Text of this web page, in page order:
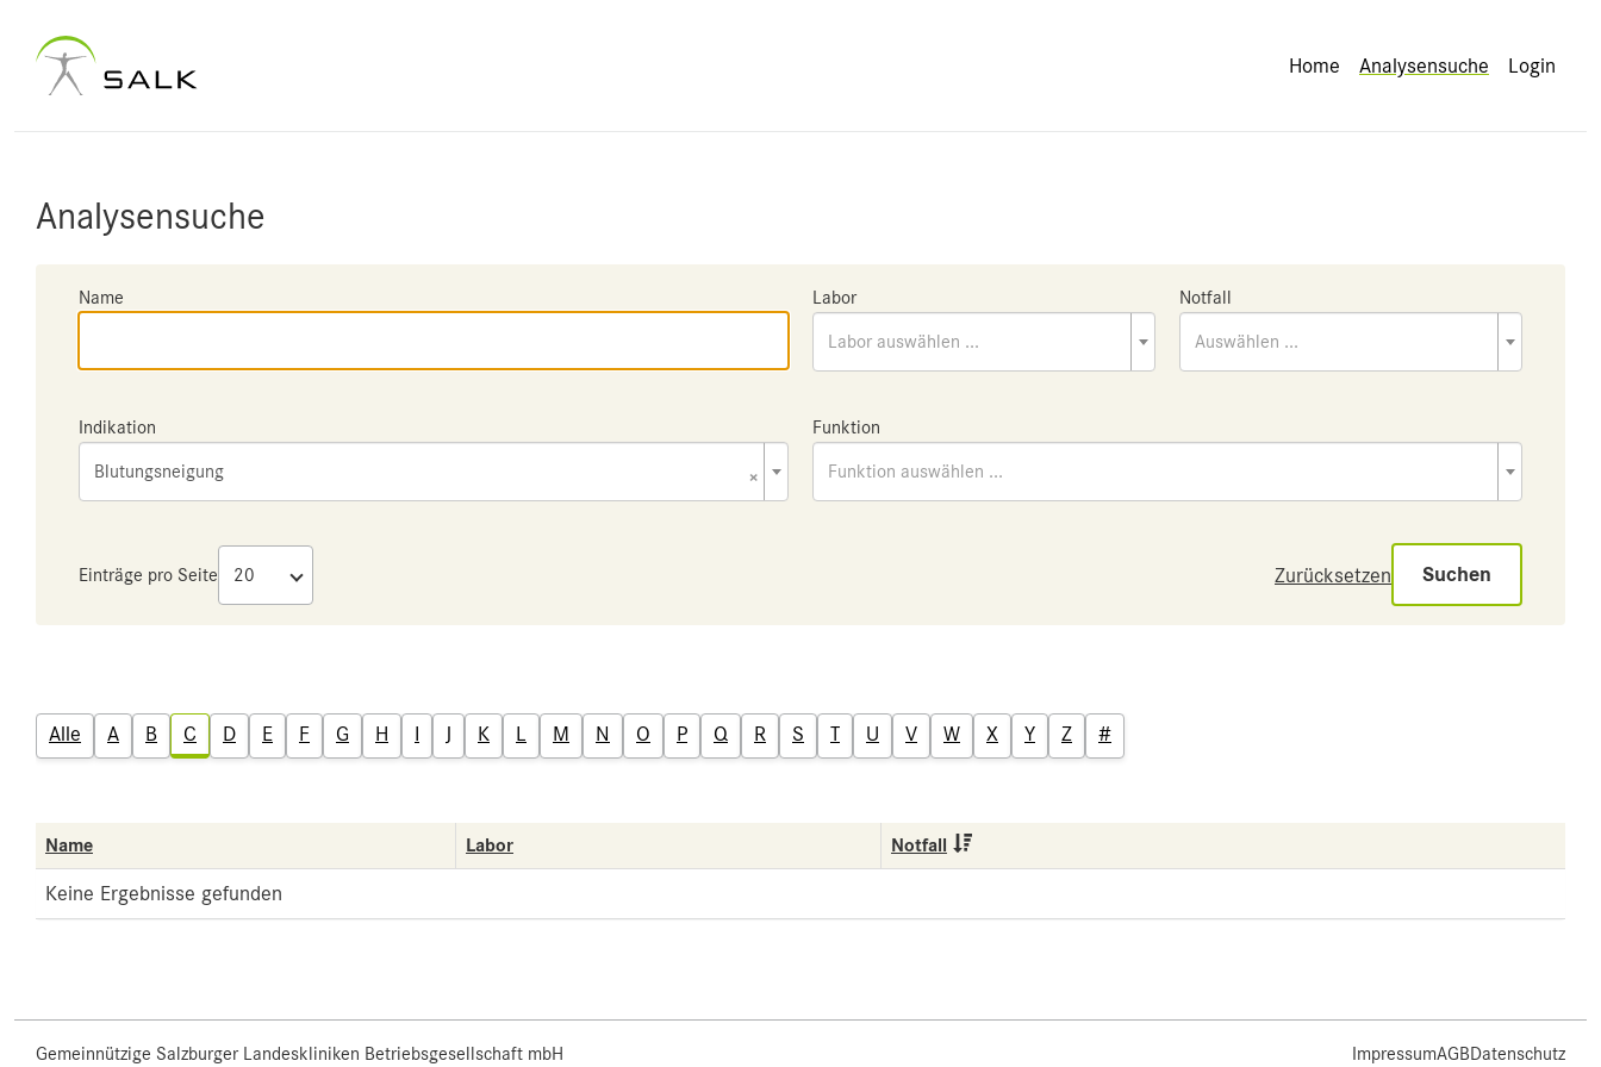
Home Analysensuche Login
Analysensuche
Name Labor
Labor auswählen ...
Notfall
Auswählen ...
Indikation
×
Blutungsneigung
Funktion
Funktion auswählen ...
Einträge pro Seite Zurücksetzen Suchen
Alle A B C D E F G H I J K L M N O P Q R S T U V W X Y Z #
Name Labor Notfall
Keine Ergebnisse gefunden
Gemeinnützige Salzburger Landeskliniken Betriebsgesellschaft mbH ImpressumAGBDatenschutz